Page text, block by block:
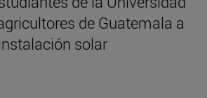
de Guatemala a
solar